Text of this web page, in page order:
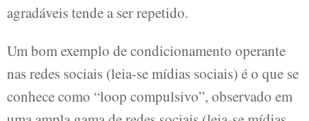
agradáveis tende a ser repetido.
Um bom exemplo de condicionamento operante
nas redes sociais (leia-se mídias sociais) é o que se
conhece como “loop compulsivo”, observado em